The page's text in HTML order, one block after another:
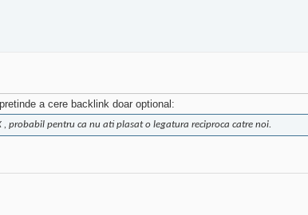
a cere backlink doar optional:
probabil pentru ca nu ati plasat o legatura reciproca catre noi.